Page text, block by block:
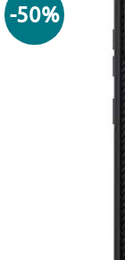
-50%